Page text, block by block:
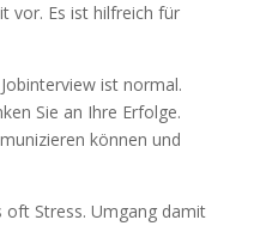
vor. Es ist hilfreich für
ist normal.
Sie an Ihre Erfolge.
können und
oft Stress. Umgang damit